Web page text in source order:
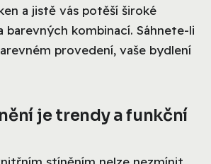
a jistě vás potěší široké
barevných kombinací. Sáhnete-li
provedení, vaše bydlení
je trendy a funkční